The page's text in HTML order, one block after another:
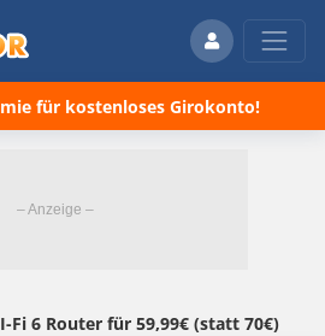
für kostenloses Girokonto!
Fi 6 Router für 59,99€ (statt 70€)